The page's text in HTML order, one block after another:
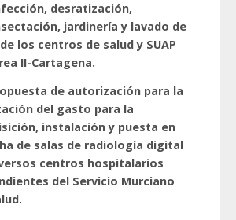
desratización,
jardinería y lavado de
los centros de salud y SUAP
II-Cartagena.
de autorización para la
del gasto para la
instalación y puesta en
de salas de radiología digital
centros hospitalarios
del Servicio Murciano